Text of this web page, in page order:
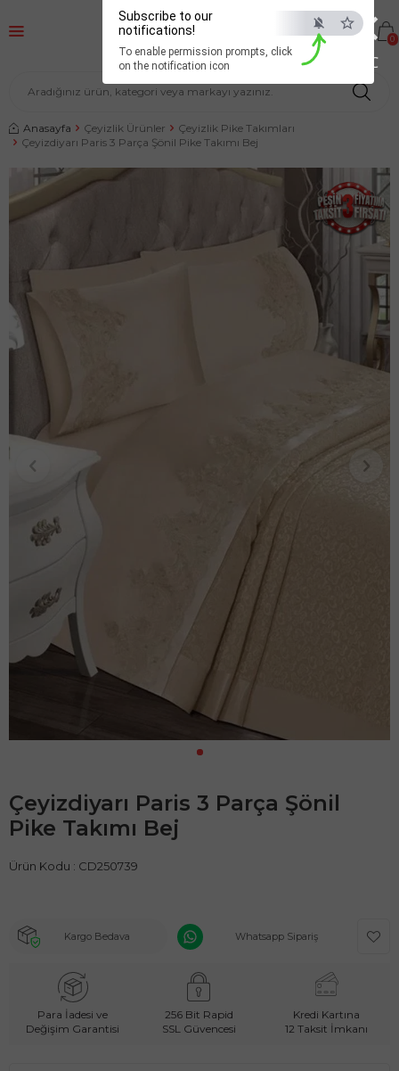
×
ESC
Subscribe to our
notifications!
To enable permission prompts, click
on the notification icon
0
Anasayfa Çeyizlik Ürünler
Çeyizlik Pike Takımları
Çeyizdiyarı Paris 3 Parça Şönil Pike Takımı Bej
Çeyizdiyarı Paris 3 Parça Şönil
Pike Takımı Bej
Ürün Kodu : CD250739
Kargo Bedava Whatsapp Sipariş
Para İadesi ve
Değişim Garantisi
256 Bit Rapid
SSL Güvencesi
Kredi Kartına
12 Taksit İmkanı